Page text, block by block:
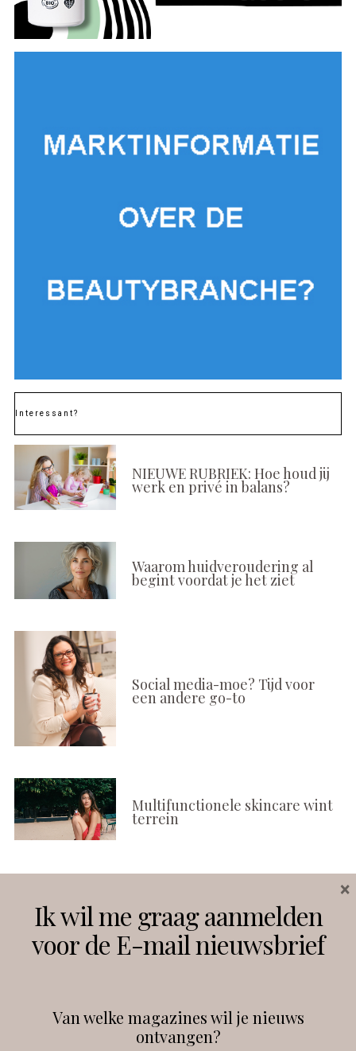
Interessant?
NIEUWE RUBRIEK: Hoe houd jij
werk en privé in balans?
Waarom huidveroudering al
begint voordat je het ziet
Social media-moe? Tijd voor
een andere go-to
Multifunctionele skincare wint
terrein
Instagram Facebook
Ik wil me graag aanmelden
voor de E-mail nieuwsbrief
Van welke magazines wil je nieuws
ontvangen?
×